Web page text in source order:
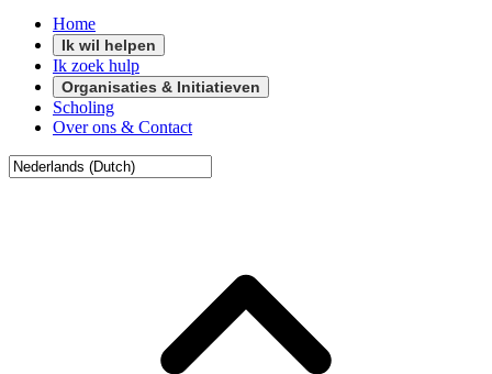
Home
Ik wil helpen
Ik zoek hulp
Organisaties & Initiatieven
Scholing
Over ons & Contact